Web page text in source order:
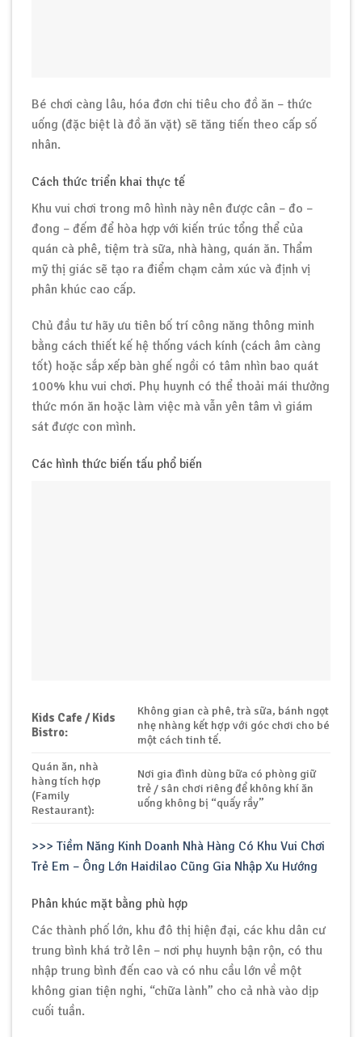
Bé chơi càng lâu, hóa đơn chi tiêu cho đồ ăn – thức
uống (đặc biệt là đồ ăn vặt) sẽ tăng tiến theo cấp số
nhân.
Cách thức triển khai thực tế
Khu vui chơi trong mô hình này nên được cân – đo –
đong – đếm để hòa hợp với kiến trúc tổng thể của
quán cà phê, tiệm trà sữa, nhà hàng, quán ăn. Thẩm
mỹ thị giác sẽ tạo ra điểm chạm cảm xúc và định vị
phân khúc cao cấp.
Chủ đầu tư hãy ưu tiên bố trí công năng thông minh
bằng cách thiết kế hệ thống vách kính (cách âm càng
tốt) hoặc sắp xếp bàn ghế ngồi có tâm nhìn bao quát
100% khu vui chơi. Phụ huynh có thể thoải mái thưởng
thức món ăn hoặc làm việc mà vẫn yên tâm vì giám
sát được con mình.
Các hình thức biến tấu phổ biến
Kids Cafe / Kids
Bistro:
Không gian cà phê, trà sữa, bánh ngọt
nhẹ nhàng kết hợp với góc chơi cho bé
một cách tinh tế.
Quán ăn, nhà
hàng tích hợp
(Family
Restaurant):
Nơi gia đình dùng bữa có phòng giữ
trẻ / sân chơi riêng để không khí ăn
uống không bị “quấy rầy”
>>> Tiềm Năng Kinh Doanh Nhà Hàng Có Khu Vui Chơi
Trẻ Em – Ông Lớn Haidilao Cũng Gia Nhập Xu Hướng
Phân khúc mặt bằng phù hợp
Các thành phố lớn, khu đô thị hiện đại, các khu dân cư
trung bình khá trở lên – nơi phụ huynh bận rộn, có thu
nhập trung bình đến cao và có nhu cầu lớn về một
không gian tiện nghi, “chữa lành” cho cả nhà vào dịp
cuối tuần.